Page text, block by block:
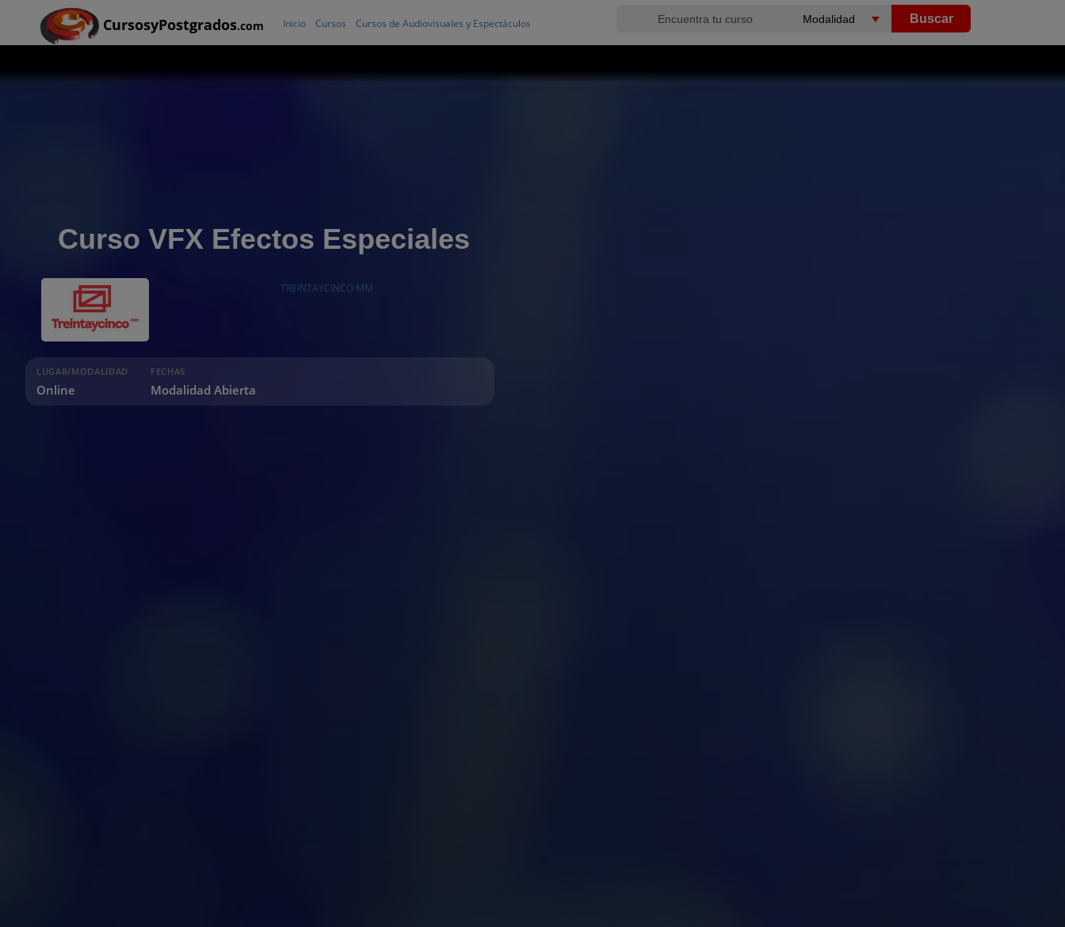
CursosyPostgrados.com Buscar
Inicio Cursos Cursos de Audiovisuales y Espectáculos
Curso VFX Efectos Especiales
TREINTAYCINCO MM
LUGAR/MODALIDAD
Online
FECHAS
Modalidad Abierta